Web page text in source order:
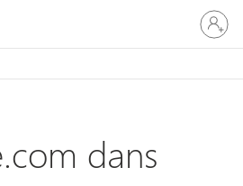
vous
à
compte
dans